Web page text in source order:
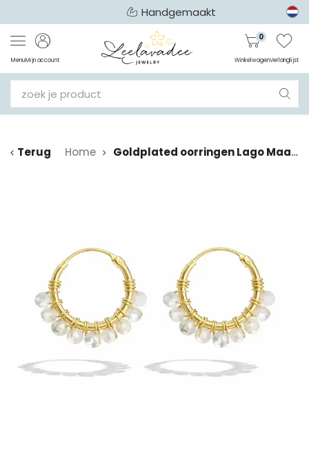
Handgemaakt
MenuMijn account
0
WinkelwagenVerlanglijst
Terug Home Goldplated oorringen Lago Maansteen